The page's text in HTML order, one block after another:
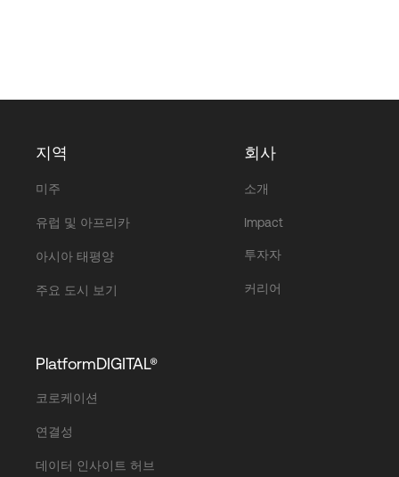
지역
미주
유럽 및 아프리카
아시아 태평양
주요 도시 보기
회사
소개
Impact
투자자
커리어
PlatformDIGITAL®
코로케이션
연결성
데이터 인사이트 허브